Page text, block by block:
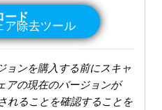
ョンを購入する前にスキャ
アの現在のバージョンが
ることを確認することを